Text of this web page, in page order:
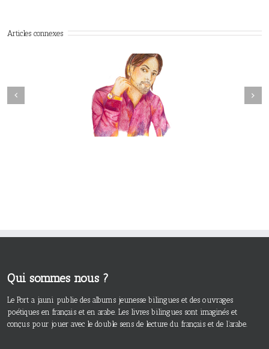
Articles connexes
Next
Qui sommes nous ?
Le Port a jauni publie des albums jeunesse bilingues et des ouvrages
poétiques en français et en arabe. Les livres bilingues sont imaginés et
conçus pour jouer avec le double sens de lecture du français et de l’arabe.